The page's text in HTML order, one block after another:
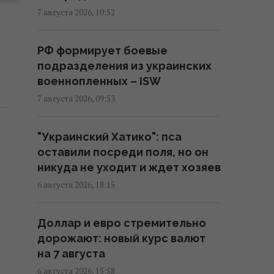
Камера в подъезде и во дворе:
нельзя
07:50 пятница, 07 августа 2026
об охоте российских дронов
07:46 пятница, 07 августа 2026
нет, – немецкий эксперт
05:25 пятница, 07 августа 2026
7 августа 2026, 10:52
РФ формирует боевые
подразделения из украинских
военнопленных – ISW
7 августа 2026, 09:53
"Украинский Хатико": пса
оставили посреди поля, но он
никуда не уходит и ждет хозяев
6 августа 2026, 18:15
Доллар и евро стремительно
дорожают: новый курс валют
на 7 августа
6 августа 2026, 15:58